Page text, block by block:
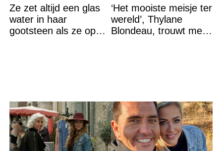
Ze zet altijd een glas
water in haar
gootsteen als ze op
‘Het mooiste meisje ter
wereld’, Thylane
Blondeau, trouwt met